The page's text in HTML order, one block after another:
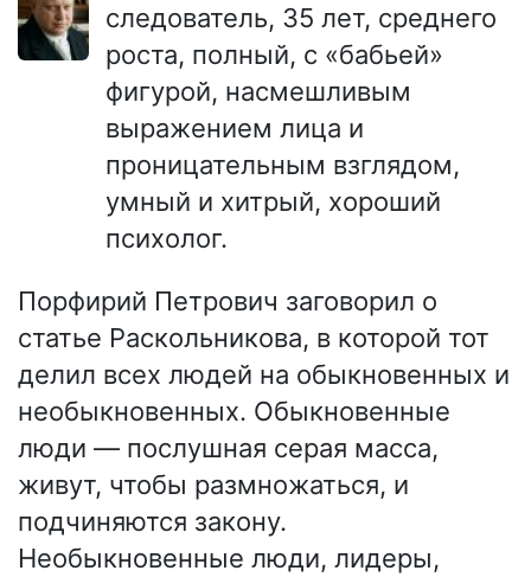
следователь, 35 лет, среднего
роста, полный, с «бабьей»
фигурой, насмешливым
выражением лица и
проницательным взглядом,
умный и хитрый, хороший
психолог.
Порфирий Петрович заговорил о
статье Раскольникова, в которой тот
делил всех людей на обыкновенных и
необыкновенных. Обыкновенные
люди — послушная серая масса,
живут, чтобы размножаться, и
подчиняются закону.
Необыкновенные люди, лидеры,